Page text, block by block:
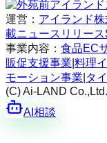
運営： アイランド
載ニュースリリース
事業内容： 食品EC
販促支援事業 料理
モーション事業 タ
(C) Ai-LAND
AI相談